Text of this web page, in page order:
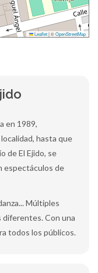
Leaflet|©OpenStreetMap
en 1989,
hasta que
de El Ejido, se
espectáculos de
Múltiples
diferentes. Con una
todos los públicos.